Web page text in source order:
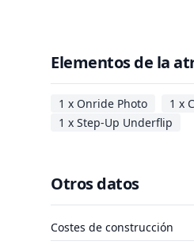
Elementos de la
1 x Onride Photo 1 x
1 x Step-Up Underflip
Otros datos
Costes de construcción